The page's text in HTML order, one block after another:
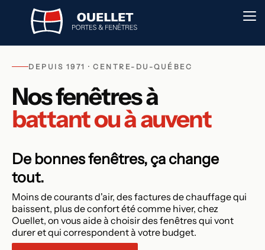
DEPUIS 1971 · CENTRE-DU-QUÉBEC
Nos fenêtres à
battant ou à auvent
De bonnes fenêtres, ça change
tout.
Moins de courants d'air, des factures de chauffage qui
baissent, plus de confort été comme hiver, chez
Ouellet, on vous aide à choisir des fenêtres qui vont
durer et qui correspondent à votre budget.